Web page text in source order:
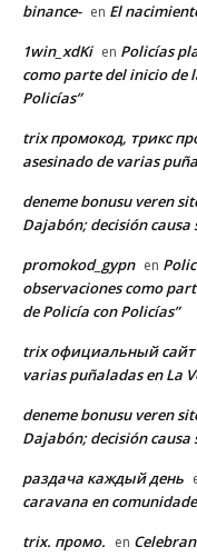
binance- en El
1win_xdKi en Policías
como parte del inicio de
Policías”
trix промокод, трикс
asesinado de varias
deneme bonusu veren
Dajabón; decisión causa
promokod_gypn en
observaciones como
de Policía con Policías”
trix официальный сайт
varias puñaladas en La
deneme bonusu veren
Dajabón; decisión causa
раздача каждый день
caravana en
trix. промо. en